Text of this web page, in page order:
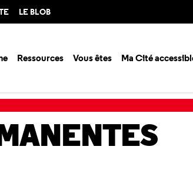
LE BLOB
Ressources Vous êtes Ma Cité